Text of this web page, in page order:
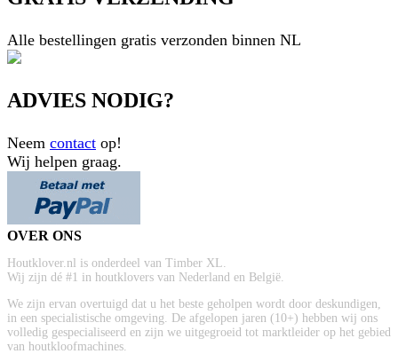
Alle bestellingen gratis verzonden binnen NL
ADVIES NODIG?
Neem contact op!
Wij helpen graag.
OVER ONS
Houtklover.nl is onderdeel van Timber XL.
Wij zijn dé #1 in houtklovers van Nederland en België.
We zijn ervan overtuigd dat u het beste geholpen wordt door deskundigen,
in een specialistische omgeving. De afgelopen jaren (10+) hebben wij ons
volledig gespecialiseerd en zijn we uitgegroeid tot marktleider op het gebied
van houtkloofmachines.